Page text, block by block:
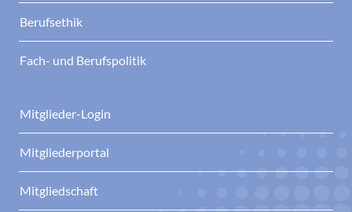
Berufsethik
Fach- und Berufspolitik
Mitglieder-Login
Mitgliederportal
Mitgliedschaft